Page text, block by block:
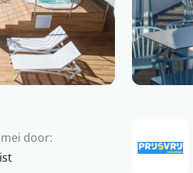
door: